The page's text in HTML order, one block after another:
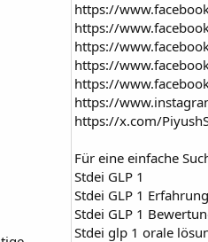
https://
https://
https://
https://
https://
https://
https://x.com/
Für eine einfache
Stdei GLP 1
Stdei GLP 1
Stdei GLP 1
Stdei glp 1 orale